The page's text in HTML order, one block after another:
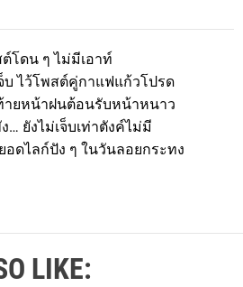
โดน ๆ ไม่มีเอาท์
บ ไว้โพสต์คู่กาแฟแก้วโปรด
ยหน้าฝนต้อนรับหน้าหนาว
ยังไม่เจ็บเท่าตังค์ไม่มี
ดไลก์ปัง ๆ ในวันลอยกระทง
LIKE: